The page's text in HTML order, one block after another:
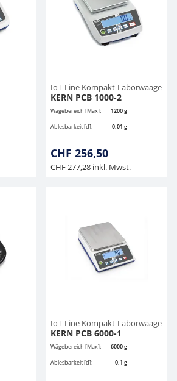
IoT-Line Kompakt-Laborwaage
KERN PCB 1000-2
Wägebereich [Max]:
1200 g
Ablesbarkeit [d]:
0,01 g
CHF 256,50
CHF 277,28 inkl. Mwst.
IoT-Line Kompakt-Laborwaage
KERN PCB 6000-1
Wägebereich [Max]:
6000 g
Ablesbarkeit [d]:
0,1 g